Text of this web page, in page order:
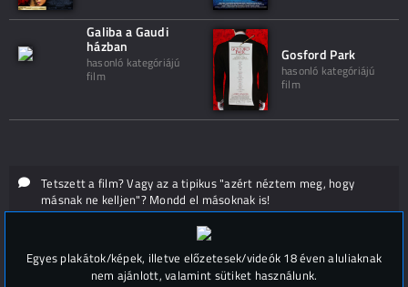
Galiba a Gaudi
házban
hasonló kategóriájú
film
Gosford Park
hasonló kategóriájú
film
Tetszett a film? Vagy az a tipikus "azért néztem meg, hogy
másnak ne kelljen"? Mondd el másoknak is!
Hozzászólások (
Egyes plakátok/képek, illetve előzetesek/videók 18 éven aluliaknak
nem ajánlott, valamint sütiket használunk.